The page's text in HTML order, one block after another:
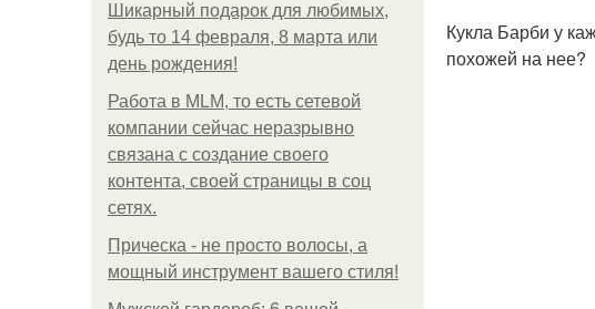
Шикарный подарок для любимых,
будь то 14 февраля, 8 марта или
день рождения!
Работа в MLM, то есть сетевой
компании сейчас неразрывно
связана с создание своего
контента, своей страницы в соц
сетях.
Прическа - не просто волосы, а
мощный инструмент вашего стиля!
Кукла Барби у
похожей на нее?